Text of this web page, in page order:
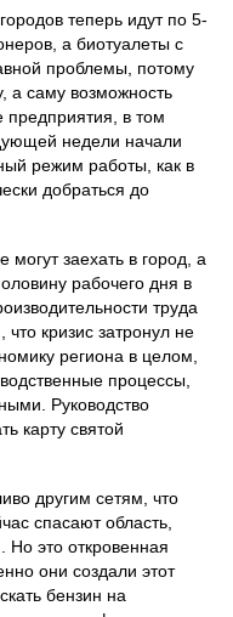
теперь идут по 5-
а биотуалеты с
проблемы, потому
а саму возможность
предприятия, в том
недели начали
режим работы, как в
добраться до
могут заехать в город, а
рабочего дня в
труда
кризис затронул не
региона в целом,
процессы,
Руководство
карту святой
другим сетям, что
спасают область,
Но это откровенная
они создали этот
бензин на